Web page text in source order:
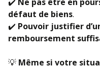
défaut de biens.
✔️ Pouvoir justifier
remboursement
💡 Même si votre